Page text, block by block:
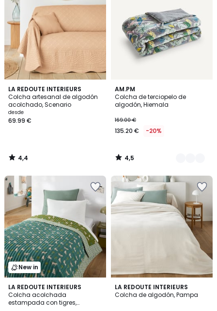
LA REDOUTE INTERIEURS
Colcha artesanal de algodón
acolchado, Scenario
desde
69.99 €
4,4
/ 5
4,4
/
AM.PM
Colcha de terciopelo de
algodón, Hiemala
169.00 €
135.20 € -20%
4,5
/ 5
2
Colores
4,5
/
New in
LA REDOUTE INTERIEURS
Colcha acolchada
estampada con tigres,
LA REDOUTE INTERIEURS
Colcha de algodón, Pampa
4,1
/ 5